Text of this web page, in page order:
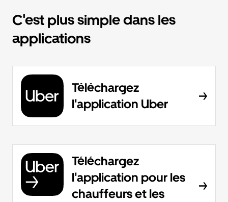
C'est plus simple dans les
applications
Téléchargez
l'application Uber
Téléchargez
l'application pour les
chauffeurs et les